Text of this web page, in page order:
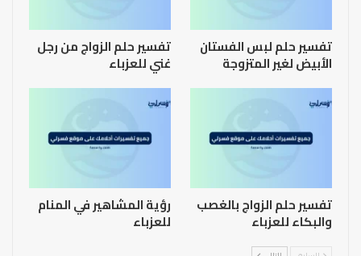
تفسير حلم لبس الفستان
الأبيض لغير المتزوجة
تفسير حلم الزواج من رجل
غني للعزباء
تفسير حلم الزواج بالغصب
والبكاء للعزباء
رؤية المشاهير في المنام
للعزباء